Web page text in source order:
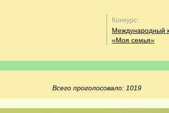
Конкурс:
Международный
«Моя семья»
Всего проголосовало: 1019